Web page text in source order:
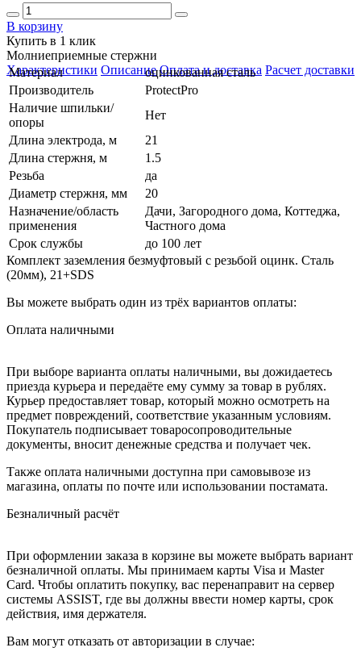
В корзину
Купить в 1 клик
Молниеприемные стержни
Характеристики Описание Оплата и доставка Расчет доставки
Материал
оцинкованная сталь
Производитель
ProtectPro
Наличие шпильки/
опоры
Нет
Длина электрода, м
21
Длина стержня, м
1.5
Резьба
да
Диаметр стержня, мм
20
Назначение/область
применения
Дачи, Загородного дома, Коттеджа,
Частного дома
Срок службы
до 100 лет
Комплект заземления безмуфтовый с резьбой оцинк. Cталь
(20мм), 21+SDS
Вы можете выбрать один из трёх вариантов оплаты:
Оплата наличными
При выборе варианта оплаты наличными, вы дожидаетесь
приезда курьера и передаёте ему сумму за товар в рублях.
Курьер предоставляет товар, который можно осмотреть на
предмет повреждений, соответствие указанным условиям.
Покупатель подписывает товаросопроводительные
документы, вносит денежные средства и получает чек.
Также оплата наличными доступна при самовывозе из
магазина, оплаты по почте или использовании постамата.
Безналичный расчёт
При оформлении заказа в корзине вы можете выбрать вариант
безналичной оплаты. Мы принимаем карты Visa и Master
Card. Чтобы оплатить покупку, вас перенаправит на сервер
системы ASSIST, где вы должны ввести номер карты, срок
действия, имя держателя.
Вам могут отказать от авторизации в случае: